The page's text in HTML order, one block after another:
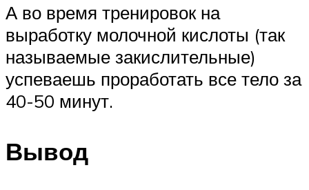
А во время тренировок на
выработку молочной кислоты (так
называемые закислительные)
успеваешь проработать все тело за
40-50 минут.
Вывод